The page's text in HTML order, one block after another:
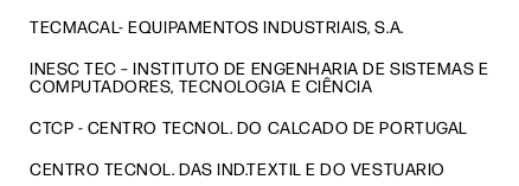
TECMACAL- EQUIPAMENTOS INDUSTRIAIS, S.A.
INESC TEC – INSTITUTO DE ENGENHARIA DE SISTEMAS E
COMPUTADORES, TECNOLOGIA E CIÊNCIA
CTCP - CENTRO TECNOL. DO CALCADO DE PORTUGAL
CENTRO TECNOL. DAS IND.TEXTIL E DO VESTUARIO